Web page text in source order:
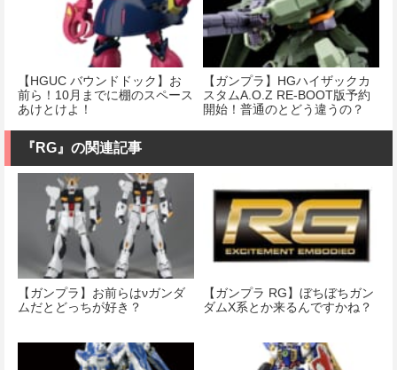
【HGUC バウンドドック】お
前ら！10月までに棚のスペース
あけとけよ！
【ガンプラ】HGハイザックカ
スタムA.O.Z RE-BOOT版予約
開始！普通のとどう違うの？
『RG』の関連記事
【ガンプラ】お前らはνガンダ
ムだとどっちが好き？
【ガンプラ RG】ぼちぼちガン
ダムX系とか来るんですかね？